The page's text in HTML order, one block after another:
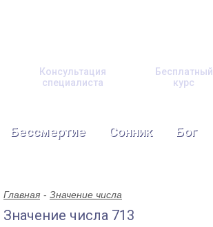
Консультация
специалиста
Бесплатный
курс
Бессмертие Сонник Бог
Главная Значение числа
Значение числа 713